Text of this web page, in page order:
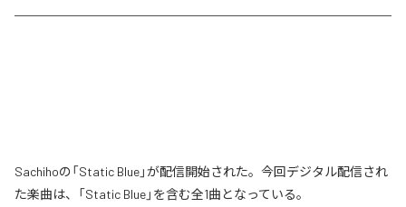
Sachihoの「Static Blue」が配信開始された。今回デジタル配信され
た楽曲は、「Static Blue」を含む全1曲となっている。